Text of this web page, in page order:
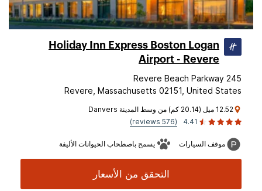
Holiday Inn Express Boston Logan
Airport - Revere
245 Revere Beach Parkway
Revere, Massachusetts 02151, United States
12.52 ميل (20.14 كم) من وسط المدينة Danvers
4.41
(576 reviews)
موقف السيارات يسمح باصطحاب الحيوانات الأليفة
التحقق من الأسعار